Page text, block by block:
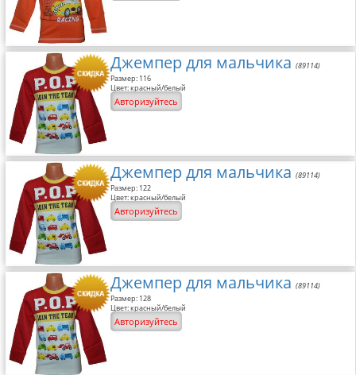
Джемпер для мальчика (89114)
Размер: 116
Цвет: красный/белый
Авторизуйтесь
Джемпер для мальчика (89114)
Размер: 122
Цвет: красный/белый
Авторизуйтесь
Джемпер для мальчика (89114)
Размер: 128
Цвет: красный/белый
Авторизуйтесь